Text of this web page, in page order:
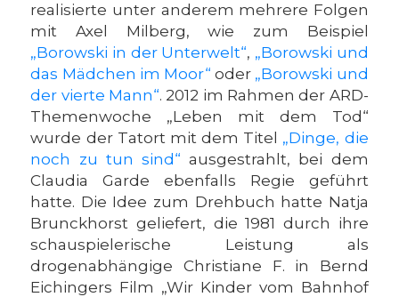
realisierte unter anderem mehrere Folgen
mit Axel Milberg, wie zum Beispiel
„Borowski in der Unterwelt“, „Borowski und
das Mädchen im Moor“ oder „Borowski und
der vierte Mann“. 2012 im Rahmen der ARD-
Themenwoche „Leben mit dem Tod“
wurde der Tatort mit dem Titel „Dinge, die
noch zu tun sind“ ausgestrahlt, bei dem
Claudia Garde ebenfalls Regie geführt
hatte. Die Idee zum Drehbuch hatte Natja
Brunckhorst geliefert, die 1981 durch ihre
schauspielerische Leistung als
drogenabhängige Christiane F. in Bernd
Eichingers Film „Wir Kinder vom Bahnhof